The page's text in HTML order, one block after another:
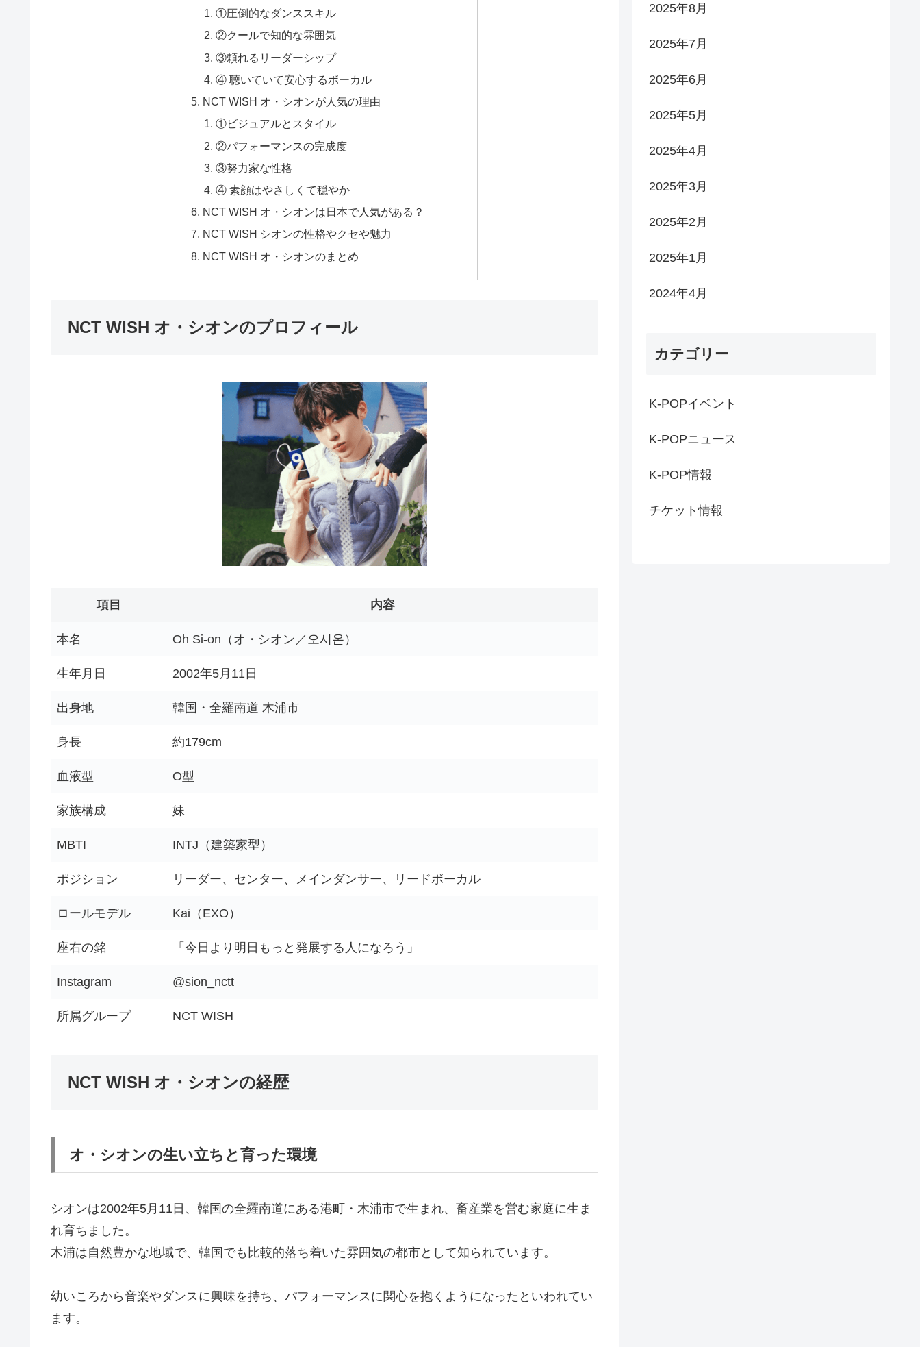
①圧倒的なダンススキル
②クールで知的な雰囲気
③頼れるリーダーシップ
④ 聴いていて安心するボーカル
NCT WISH オ・シオンが人気の理由
①ビジュアルとスタイル
②パフォーマンスの完成度
③努力家な性格
④ 素顔はやさしくて穏やか
NCT WISH オ・シオンは日本で人気がある？
NCT WISH シオンの性格やクセや魅力
NCT WISH オ・シオンのまとめ
NCT WISH オ・シオンのプロフィール
項目 内容
本名 Oh Si-on（オ・シオン／오시온）
生年月日 2002年5月11日
出身地 韓国・全羅南道 木浦市
身長 約179cm
血液型 O型
家族構成 妹
MBTI INTJ（建築家型）
ポジション リーダー、センター、メインダンサー、リードボーカル
ロールモデル Kai （EXO）
座右の銘 「今日より明日もっと発展する人になろう」
Instagram @sion_nctt
所属グループ NCT WISH
NCT WISH オ・シオンの経歴
オ・シオンの生い立ちと育った環境
シオンは2002年5月11日、韓国の全羅南道にある港町・木浦市で生まれ、 畜産業を営む家庭に生ま
れ育ちました。
木浦は自然豊かな地域で、韓国でも比較的落ち着いた雰囲気の都市として知られています。
幼いころから音楽やダンスに興味を持ち、パフォーマンスに関心を抱くようになったといわれてい
ます。
2025年8月
2025年7月
2025年6月
2025年5月
2025年4月
2025年3月
2025年2月
2025年1月
2024年4月
カテゴリー
K-POPイベント
K-POPニュース
K-POP情報
チケット情報